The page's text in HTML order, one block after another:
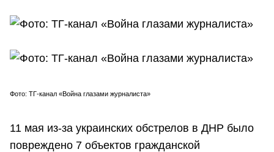
Фото: ТГ-канал «Война глазами журналиста»
11 мая из-за украинских обстрелов в ДНР было
повреждено 7 объектов гражданской